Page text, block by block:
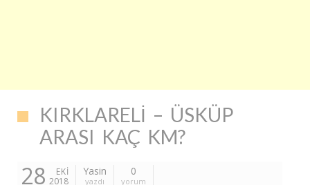
KIRKLARELI – ÜSKÜP
ARASI KAÇ KM?
28
EKI
2018
Yasin
yazdı
0
yorum